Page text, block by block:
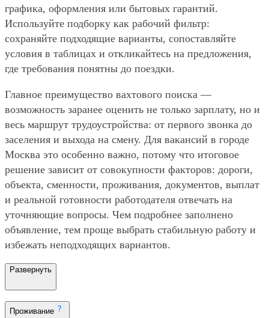
графика, оформления или бытовых гарантий.
Используйте подборку как рабочий фильтр:
сохраняйте подходящие варианты, сопоставляйте
условия в таблицах и откликайтесь на предложения,
где требования понятны до поездки.
Главное преимущество вахтового поиска —
возможность заранее оценить не только зарплату, но и
весь маршрут трудоустройства: от первого звонка до
заселения и выхода на смену. Для вакансий в городе
Москва это особенно важно, потому что итоговое
решение зависит от совокупности факторов: дороги,
объекта, сменности, проживания, документов, выплат
и реальной готовности работодателя отвечать на
уточняющие вопросы. Чем подробнее заполнено
объявление, тем проще выбрать стабильную работу и
избежать неподходящих вариантов.
Развернуть
Проживание